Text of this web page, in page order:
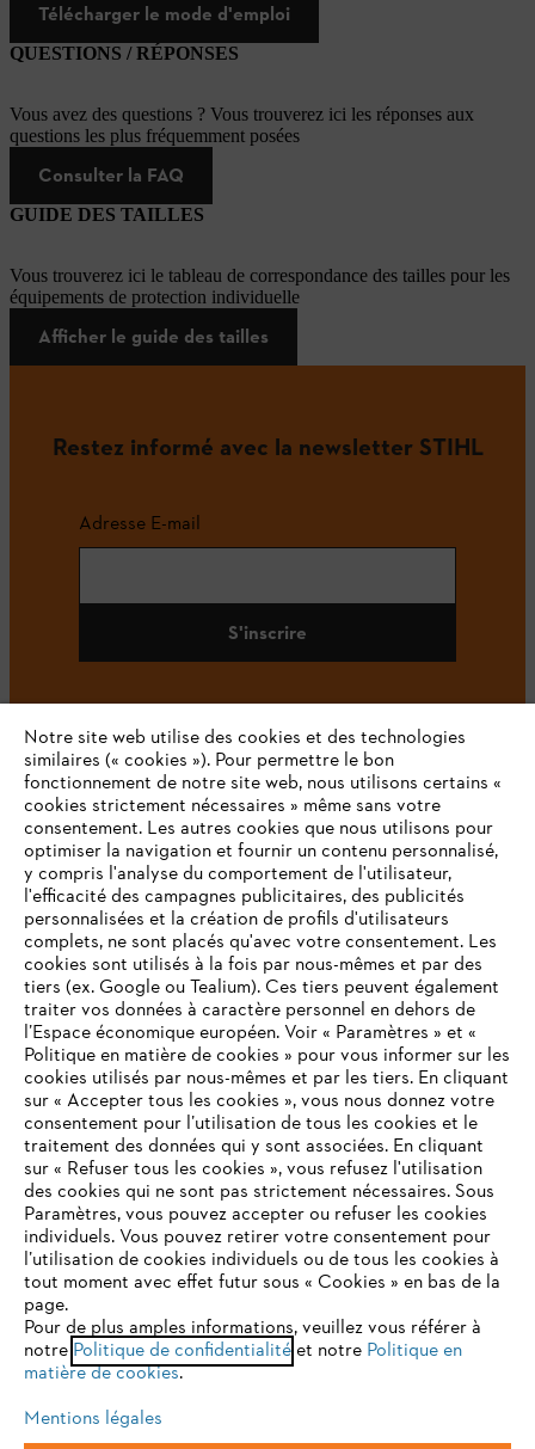
Télécharger le mode d'emploi
QUESTIONS / RÉPONSES
Vous avez des questions ? Vous trouverez ici les réponses aux
questions les plus fréquemment posées
Consulter la FAQ
GUIDE DES TAILLES
Vous trouverez ici le tableau de correspondance des tailles pour les
équipements de protection individuelle
Afficher le guide des tailles
Restez informé avec la newsletter STIHL
Adresse E-mail
S'inscrire
#STIHL
L'Entreprise
STIHL FAQ
Contact
Politique de protection des données
Mentions légales Utilisation des cookies
VOTRE NAVIGATEUR INTERNET
N'EST PLUS PRIS EN CHARGE
Vous utilisez un navigateur Internet que nous ne prenons plus
en charge, et certaines fonctionnalités de notre site ne
peuvent fonctionner correctement. Pour une utilisation
optimale de notre site, nous vous recommandons de passer à
l'un des navigateurs suivants :
Notre site web utilise des cookies et des technologies
similaires (« cookies »). Pour permettre le bon
fonctionnement de notre site web, nous utilisons certains «
cookies strictement nécessaires » même sans votre
consentement. Les autres cookies que nous utilisons pour
optimiser la navigation et fournir un contenu personnalisé,
y compris l'analyse du comportement de l'utilisateur,
l'efficacité des campagnes publicitaires, des publicités
personnalisées et la création de profils d'utilisateurs
complets, ne sont placés qu'avec votre consentement. Les
cookies sont utilisés à la fois par nous-mêmes et par des
tiers (ex. Google ou Tealium). Ces tiers peuvent également
traiter vos données à caractère personnel en dehors de
l’Espace économique européen. Voir « Paramètres » et «
Politique en matière de cookies » pour vous informer sur les
cookies utilisés par nous-mêmes et par les tiers. En cliquant
sur « Accepter tous les cookies », vous nous donnez votre
consentement pour l’utilisation de tous les cookies et le
traitement des données qui y sont associées. En cliquant
sur « Refuser tous les cookies », vous refusez l'utilisation
des cookies qui ne sont pas strictement nécessaires. Sous
Paramètres, vous pouvez accepter ou refuser les cookies
individuels. Vous pouvez retirer votre consentement pour
l’utilisation de cookies individuels ou de tous les cookies à
tout moment avec effet futur sous « Cookies » en bas de la
page.
Pour de plus amples informations, veuillez vous référer à
notre Politique de confidentialitéet notre Politique en
matière de cookies.
Mentions légales